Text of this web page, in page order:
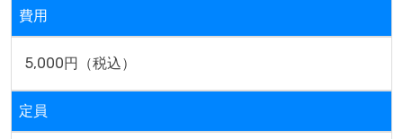
費用
5,000円（税込）
定員